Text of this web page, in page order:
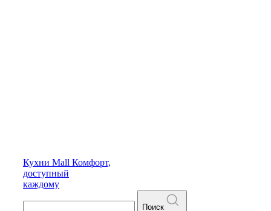
Кухни Mall Комфорт,
доступный
каждому
Поиск